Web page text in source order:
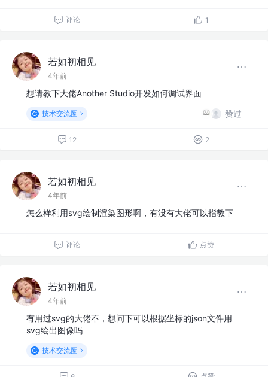
评论 1
若如初相见
4年前
想请教下大佬Another Studio开发如何调试界面
技术交流圈 赞过
12 2
若如初相见
4年前
怎么样利用svg绘制渲染图形啊，有没有大佬可以指教下
评论 点赞
若如初相见
4年前
有用过svg的大佬不，想问下可以根据坐标的json文件用
svg绘出图像吗
技术交流圈